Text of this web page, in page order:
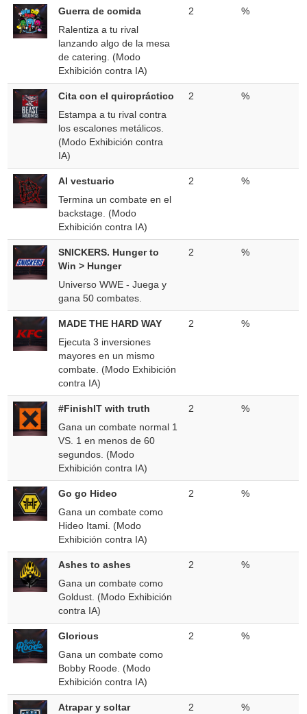
Guerra de comida
Ralentiza a tu rival
lanzando algo de la mesa
de catering. (Modo
Exhibición contra IA)
2 %
Cita con el quiropráctico
Estampa a tu rival contra
los escalones metálicos.
(Modo Exhibición contra
IA)
2 %
Al vestuario
Termina un combate en el
backstage. (Modo
Exhibición contra IA)
2 %
SNICKERS. Hunger to
Win > Hunger
Universo WWE - Juega y
gana 50 combates.
2 %
MADE THE HARD WAY
Ejecuta 3 inversiones
mayores en un mismo
combate. (Modo Exhibición
contra IA)
2 %
#FinishIT with truth
Gana un combate normal 1
VS. 1 en menos de 60
segundos. (Modo
Exhibición contra IA)
2 %
Go go Hideo
Gana un combate como
Hideo Itami. (Modo
Exhibición contra IA)
2 %
Ashes to ashes
Gana un combate como
Goldust. (Modo Exhibición
contra IA)
2 %
Glorious
Gana un combate como
Bobby Roode. (Modo
Exhibición contra IA)
2 %
Atrapar y soltar
2 %